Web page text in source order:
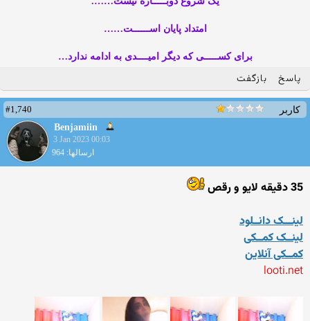
امتداد پایان اســــــت……
برای کســـــی که دیگر امیــــدی به ادامه ندارد…
پاسخ بازگفت
کاربر
#1,740
Benjamiin
3 Jan 2023 00:03
ارسالها: 964
35 دقیقه لایو و رقص
لینـــک دانــلود
لینــک کمــکی
کمــکی آنلاین
looti.net